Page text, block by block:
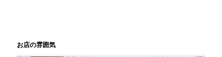
お店の雰囲気